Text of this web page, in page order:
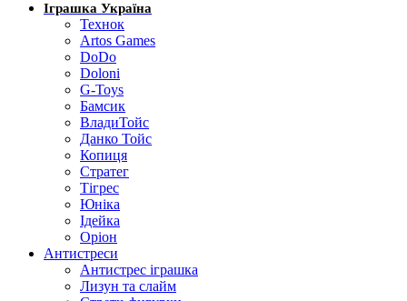
Іграшка Україна
Технок
Artos Games
DoDo
Doloni
G-Toys
Бамсик
ВладиТойс
Данко Тойс
Копиця
Стратег
Тігрес
Юніка
Ідейка
Оріон
Антистреси
Антистрес іграшка
Лизун та слайм